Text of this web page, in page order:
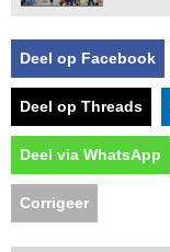
Deel op Facebook
Deel op Threads
Deel via WhatsApp
Corrigeer